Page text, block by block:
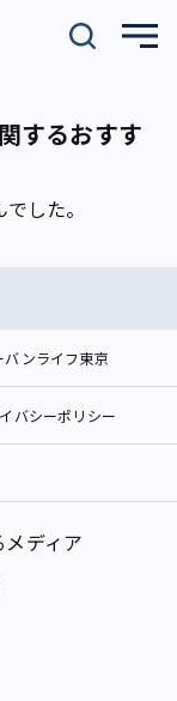
するおすす
した。
バンライフ東京
バシーポリシー
ディア